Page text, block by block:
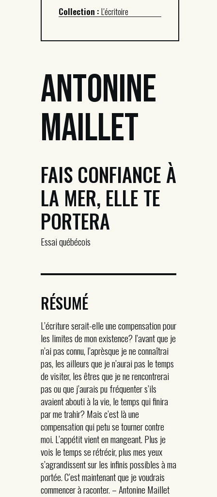
Collection :L'écritoire
Antonine
Maillet
FAIS CONFIANCE À
LA MER, ELLE TE
PORTERA
Essai québécois
RÉSUMÉ
L’écriture serait-elle une compensation pour
les limites de mon existence? l’avant que je
n’ai pas connu, l’aprèsque je ne connaîtrai
pas, les ailleurs que je n’aurai pas le temps
de visiter, les êtres que je ne rencontrerai
pas ou que j’aurais pu fréquenter s’ils
avaient abouti à la vie, le temps qui finira
par me trahir? Mais c’est là une
compensation qui petu se tourner contre
moi. L’appétit vient en mangeant. Plus je
vois le temps se rétrécir, plus mes yeux
s’agrandissent sur les infinis possibles à ma
portée. C’est maintenant que je voudrais
commencer à raconter. – Antonine Maillet